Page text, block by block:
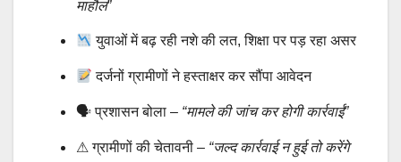
माहौल”
युवाओं में बढ़ रही नशे की लत, शिक्षा पर पड़ रहा असर
दर्जनों ग्रामीणों ने हस्ताक्षर कर सौंपा आवेदन
🗣 प्रशासन बोला – “मामले की जांच कर होगी कार्रवाई”
⚠ ग्रामीणों की चेतावनी – “जल्द कार्रवाई न हुई तो करेंगे